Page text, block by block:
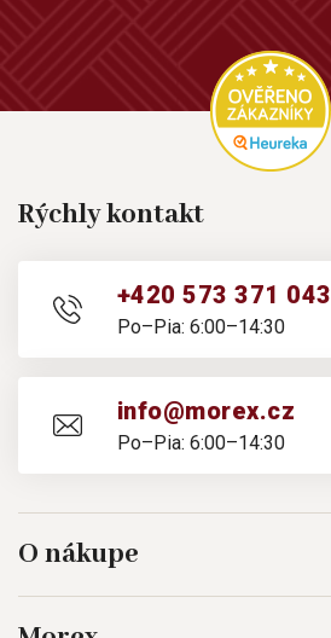
Rýchly kontakt
+420 573 371 043
Po–Pia: 6:00–14:30
info@morex.cz
Po–Pia: 6:00–14:30
O nákupe